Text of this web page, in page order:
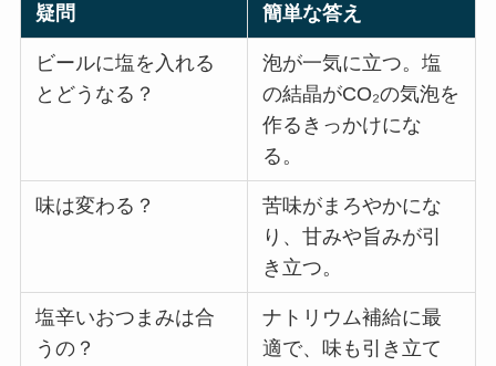
疑問
簡単な答え
ビールに塩を入れる
とどうなる？
泡が一気に立つ。塩
の結晶がCO₂の気泡を
作るきっかけにな
る。
味は変わる？
苦味がまろやかにな
り、甘みや旨みが引
き立つ。
塩辛いおつまみは合
うの？
ナトリウム補給に最
適で、味も引き立て